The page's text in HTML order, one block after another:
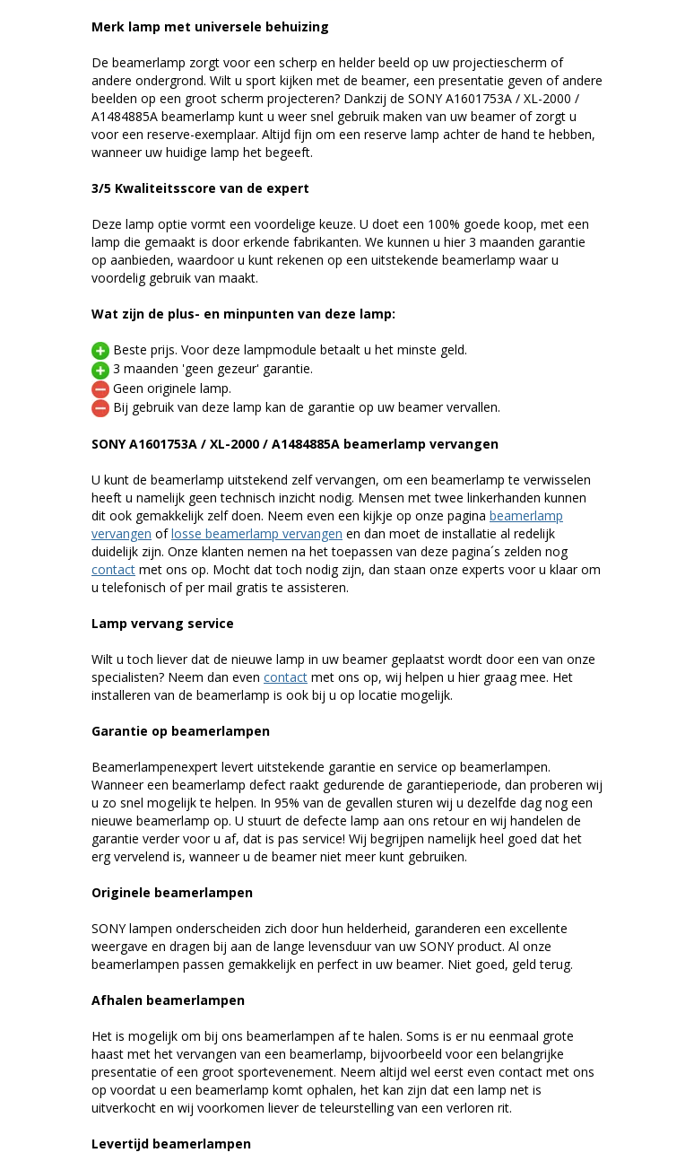
Merk lamp met universele behuizing
De beamerlamp zorgt voor een scherp en helder beeld op uw projectiescherm of
andere ondergrond. Wilt u sport kijken met de beamer, een presentatie geven of andere
beelden op een groot scherm projecteren? Dankzij de SONY A1601753A / XL-2000 /
A1484885A beamerlamp kunt u weer snel gebruik maken van uw beamer of zorgt u
voor een reserve-exemplaar. Altijd fijn om een reserve lamp achter de hand te hebben,
wanneer uw huidige lamp het begeeft.
3/5 Kwaliteitsscore van de expert
Deze lamp optie vormt een voordelige keuze. U doet een 100% goede koop, met een
lamp die gemaakt is door erkende fabrikanten. We kunnen u hier 3 maanden garantie
op aanbieden, waardoor u kunt rekenen op een uitstekende beamerlamp waar u
voordelig gebruik van maakt.
Wat zijn de plus- en minpunten van deze lamp:
Beste prijs. Voor deze lampmodule betaalt u het minste geld.
3 maanden 'geen gezeur' garantie.
Geen originele lamp.
Bij gebruik van deze lamp kan de garantie op uw beamer vervallen.
SONY A1601753A / XL-2000 / A1484885A beamerlamp vervangen
U kunt de beamerlamp uitstekend zelf vervangen, om een beamerlamp te verwisselen
heeft u namelijk geen technisch inzicht nodig. Mensen met twee linkerhanden kunnen
dit ook gemakkelijk zelf doen. Neem even een kijkje op onze pagina beamerlamp
vervangen oflosse beamerlamp vervangen en dan moet de installatie al redelijk
duidelijk zijn. Onze klanten nemen na het toepassen van deze pagina´s zelden nog
contact met ons op. Mocht dat toch nodig zijn, dan staan onze experts voor u klaar om
u telefonisch of per mail gratis te assisteren.
Lamp vervang service
Wilt u toch liever dat de nieuwe lamp in uw beamer geplaatst wordt door een van onze
specialisten? Neem dan even contact met ons op, wij helpen u hier graag mee. Het
installeren van de beamerlamp is ook bij u op locatie mogelijk.
Garantie op beamerlampen
Beamerlampenexpert levert uitstekende garantie en service op beamerlampen.
Wanneer een beamerlamp defect raakt gedurende de garantieperiode, dan proberen wij
u zo snel mogelijk te helpen. In 95% van de gevallen sturen wij u dezelfde dag nog een
nieuwe beamerlamp op. U stuurt de defecte lamp aan ons retour en wij handelen de
garantie verder voor u af, dat is pas service! Wij begrijpen namelijk heel goed dat het
erg vervelend is, wanneer u de beamer niet meer kunt gebruiken.
Originele beamerlampen
SONY lampen onderscheiden zich door hun helderheid, garanderen een excellente
weergave en dragen bij aan de lange levensduur van uw SONY product. Al onze
beamerlampen passen gemakkelijk en perfect in uw beamer. Niet goed, geld terug.
Afhalen beamerlampen
Het is mogelijk om bij ons beamerlampen af te halen. Soms is er nu eenmaal grote
haast met het vervangen van een beamerlamp, bijvoorbeeld voor een belangrijke
presentatie of een groot sportevenement. Neem altijd wel eerst even contact met ons
op voordat u een beamerlamp komt ophalen, het kan zijn dat een lamp net is
uitverkocht en wij voorkomen liever de teleurstelling van een verloren rit.
Levertijd beamerlampen